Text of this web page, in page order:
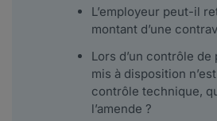
L’employeur peut-il
montant d’une
Lors d’un contrôle
mis à disposition
contrôle technique,
l’amende ?